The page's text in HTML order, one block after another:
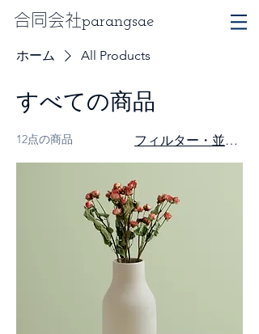
合同会社parangsae
ホーム All Products
すべての商品
12点の商品 フィルター・並び替え